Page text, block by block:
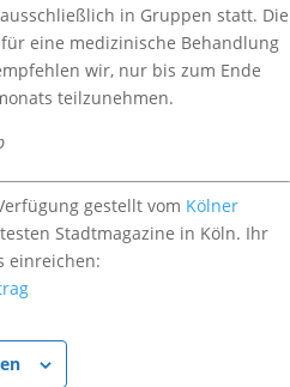
in Gruppen statt. Die
eine medizinische Behandlung
wir, nur bis zum Ende
teilzunehmen.
gestellt vom Kölner
Stadtmagazine in Köln. Ihr
einreichen: